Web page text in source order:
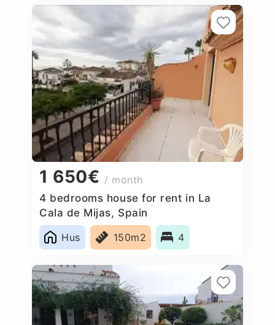
1 650€ / month
4 bedrooms house for rent in La
Cala de Mijas, Spain
Hus
150m2 4